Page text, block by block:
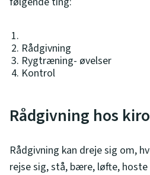
Rådgivning
Rygtræning- øvelser
Kontrol
Rådgivning hos
Rådgivning kan dreje sig om,
rejse sig, stå, bære, løfte,